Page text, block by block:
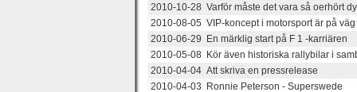
2010-10-28 Varför måste det vara så oerhört
2010-08-05 VIP-koncept i motorsport är på väg
2010-06-29 En märklig start på F 1 -karriären
2010-05-08 Kör även historiska rallybilar i
2010-04-04 Att skriva en pressrelease
2010-04-03 Ronnie Peterson - Superswede